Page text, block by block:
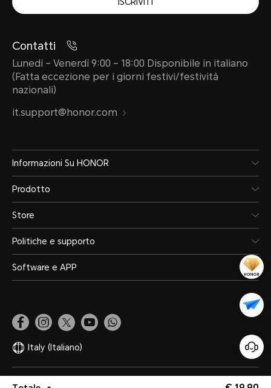
Contatti
Lunedì – Venerdì 9:00 – 18:00 Disponibile in italiano
(Fatta eccezione per i giorni festivi/festività
nazionali)
it.support@honor.com
Informazioni Su HONOR
Prodotto
Store
Politiche e supporto
Software e APP
Italy (Italiano)
Mappa del sito Legale